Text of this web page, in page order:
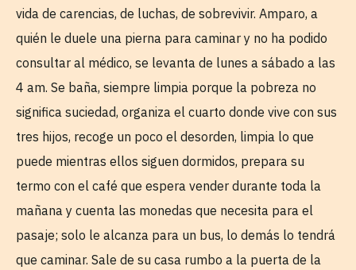
vida de carencias, de luchas, de sobrevivir. Amparo, a
quién le duele una pierna para caminar y no ha podido
consultar al médico, se levanta de lunes a sábado a las
4 am. Se baña, siempre limpia porque la pobreza no
significa suciedad, organiza el cuarto donde vive con sus
tres hijos, recoge un poco el desorden, limpia lo que
puede mientras ellos siguen dormidos, prepara su
termo con el café que espera vender durante toda la
mañana y cuenta las monedas que necesita para el
pasaje; solo le alcanza para un bus, lo demás lo tendrá
que caminar. Sale de su casa rumbo a la puerta de la